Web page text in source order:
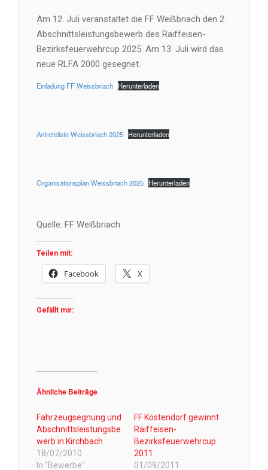
Am 12. Juli veranstaltet die FF Weißbriach den 2.
Abschnittsleistungsbewerb des Raiffeisen-
Bezirksfeuerwehrcup 2025. Am 13. Juli wird das
neue RLFA 2000 gesegnet.
Einladung FF Weissbriach Herunterladen
Antreteliste Weissbriach 2025 Herunterladen
Organisationsplan Weissbriach 2025 Herunterladen
Quelle: FF Weißbriach
Teilen mit:
Facebook X
Gefällt mir:
Ähnliche Beiträge
Fahrzeugsegnung und
Abschnittsleistungsbe
werb in Kirchbach
18/07/2010
In "Bewerbe"
FF Köstendorf gewinnt
Raiffeisen-
Bezirksfeuerwehrcup
2011
01/09/2011